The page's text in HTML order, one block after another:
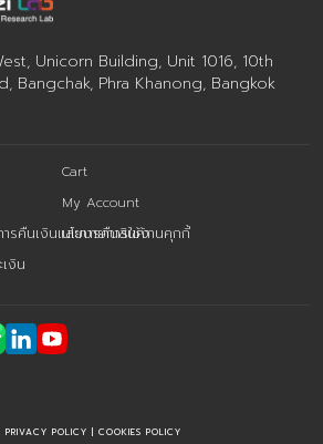
Unicorn Building, Unit 1016, 10th
Bangchak, Phra Khanong, Bangkok
Cart
My Account
ารคืนเงินและการคืนสินค้า
นโยบายการใช้งานคุกกี้
งิน
PRIVACY POLICY | COOKIES POLICY